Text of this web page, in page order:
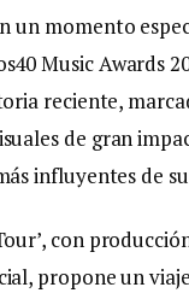
un momento
Music Awards
reciente,
de gran
influyentes de
con
propone un